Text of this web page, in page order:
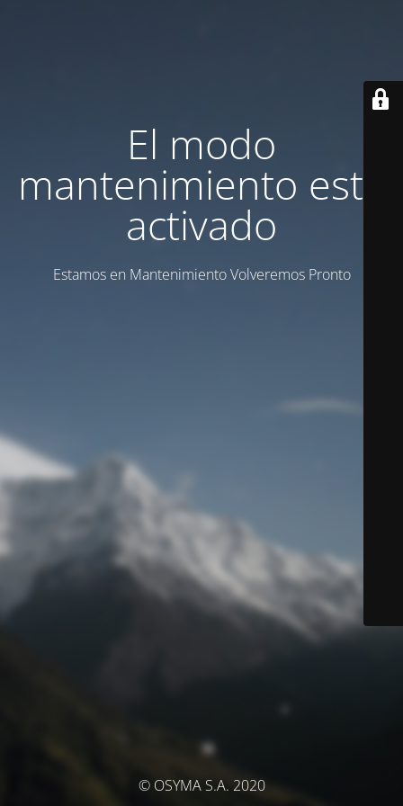
El modo
mantenimiento está
activado
Estamos en Mantenimiento Volveremos Pronto
© OSYMA S.A. 2020